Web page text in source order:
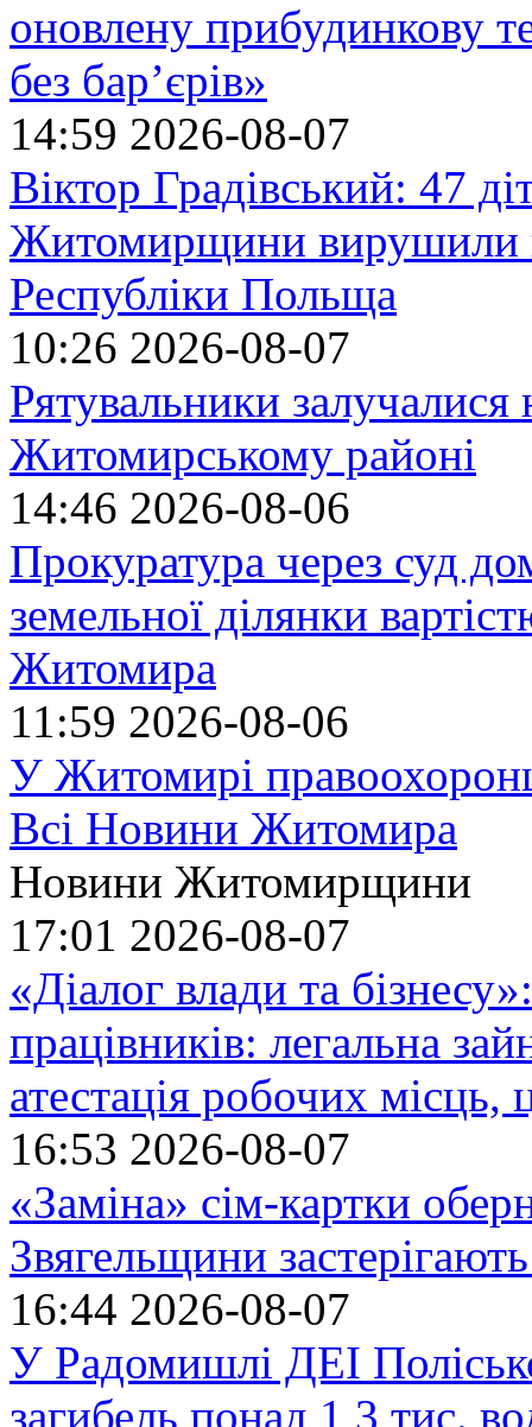
оновлену прибудинкову
без бар’єрів»
14:59 2026-08-07
Віктор Градівський: 47
Житомирщини вирушили
Республіки Польща
10:26 2026-08-07
Рятувальники
Житомирському районі
14:46 2026-08-06
Прокуратура через суд
земельної ділянки
Житомира
11:59 2026-08-06
У Житомирі
Всі Новини Житомира
Новини Житомирщини
17:01 2026-08-07
«Діалог влади та
працівників: легальна
атестація робочих місць,
16:53 2026-08-07
«Заміна» сім-картки
Звягельщини
16:44 2026-08-07
У Радомишлі ДЕІ
загибель понад 1,3 тис.